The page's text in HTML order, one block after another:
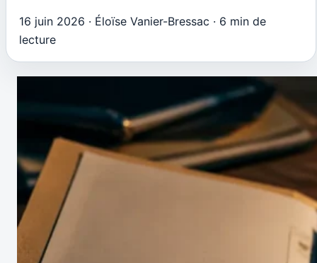
16 juin 2026 · Éloïse Vanier-Bressac · 6 min de
lecture